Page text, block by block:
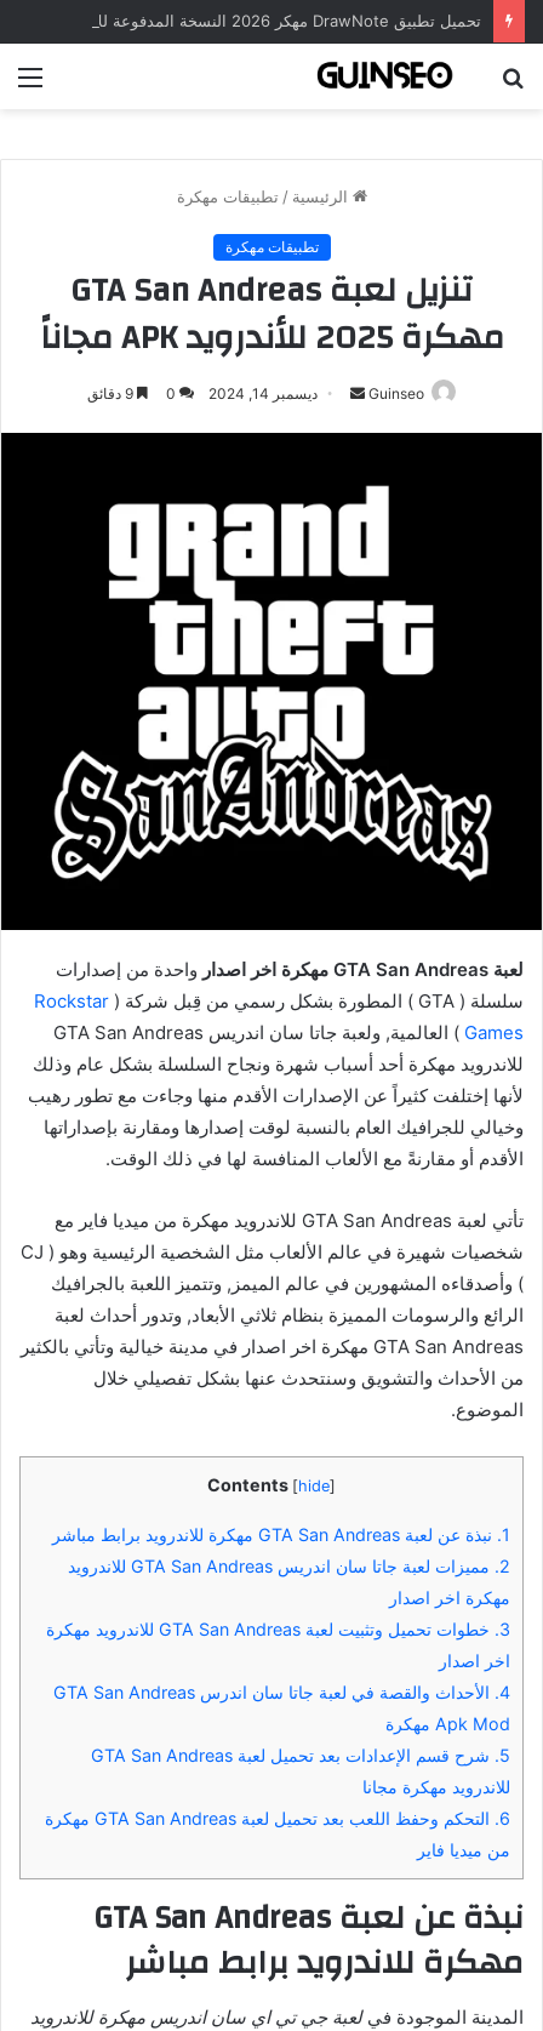
الرئيسية / تطبيقات مهكرة
تطبيقات مهكرة
تنزيل لعبة GTA San Andreas
مهكرة 2025 للأندرويد APK مجاناً
Guinseo
أرسل ديسمبر 14, 2024 0
لعبة GTA San Andreas مهكرة اخر اصدار
واحدة من إصدارات
سلسلة ( GTA ) المطورة بشكل رسمي من قِبل شركة (
Rockstar
Games
) العالمية, ولعبة جاتا سان اندريس GTA San Andreas
للاندرويد مهكرة أحد أسباب شهرة ونجاح السلسلة بشكل عام وذلك
لأنها إختلفت كثيراً عن الإصدارات الأقدم منها وجاءت مع تطور رهيب
وخيالي للجرافيك العام بالنسبة لوقت إصدارها ومقارنة بإصداراتها
الأقدم أو مقارنةً مع الألعاب المنافسة لها في ذلك الوقت.
تأتي لعبة GTA San Andreas للاندرويد مهكرة من ميديا فاير مع
شخصيات شهيرة في عالم الألعاب مثل الشخصية الرئيسية وهو ( CJ
) وأصدقاءه المشهورين في عالم الميمز, وتتميز اللعبة بالجرافيك
الرائع والرسومات المميزة بنظام ثلاثي الأبعاد, وتدور أحداث لعبة
GTA San Andreas مهكرة اخر اصدار في مدينة خيالية وتأتي بالكثير
من الأحداث والتشويق وسنتحدث عنها بشكل تفصيلي خلال
الموضوع.
Contents [hide]
1. نبذة عن لعبة GTA San Andreas مهكرة للاندرويد برابط مباشر
2.
مميزات لعبة جاتا سان اندريس GTA San Andreas للاندرويد
مهكرة اخر اصدار
3.
خطوات تحميل وتثبيت لعبة GTA San Andreas للاندرويد مهكرة
اخر اصدار
4.
الأحداث والقصة في لعبة جاتا سان اندرس GTA San Andreas
Apk Mod مهكرة
5.
شرح قسم الإعدادات بعد تحميل لعبة GTA San Andreas
للاندرويد مهكرة مجانا
6.
التحكم وحفظ اللعب بعد تحميل لعبة GTA San Andreas مهكرة
من ميديا فاير
نبذة عن لعبة GTA San Andreas
مهكرة للاندرويد برابط مباشر
المدينة الموجودة فيلعبة جي تي اي سان اندريس مهكرة للاندرويد